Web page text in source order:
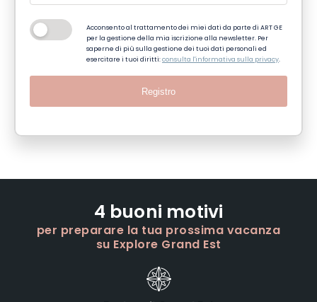
Acconsento al trattamento dei miei dati da parte di ART GE
per la gestione della mia iscrizione alla newsletter. Per
saperne di più sulla gestione dei tuoi dati personali ed
esercitare i tuoi diritti:consulta l'informativa sulla privacy.
Registro
4 buoni motivi
per preparare la tua prossima vacanza
su Explore Grand Est